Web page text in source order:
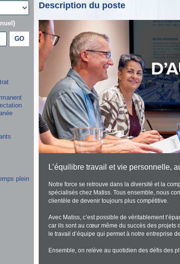
plein
Description du poste
L’équilibre travail et vie personnelle,
Notre force se retrouve dans la diversité et la
spécialisés chez Matiss. Tous ensemble, nous
clientèle de devenir toujours plus compétitive.
Avec Matiss, c’est possible de véritablement
car ils sont au cœur même du succès des projets
le travail d’équipe qui permet à notre entreprise
Ensemble, on relève au quotidien des défis des